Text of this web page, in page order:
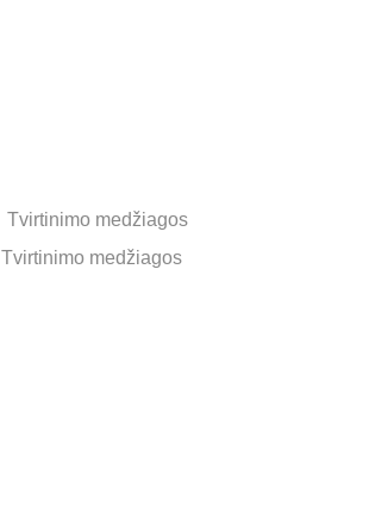
Tvirtinimo medžiagos
Tvirtinimo medžiagos